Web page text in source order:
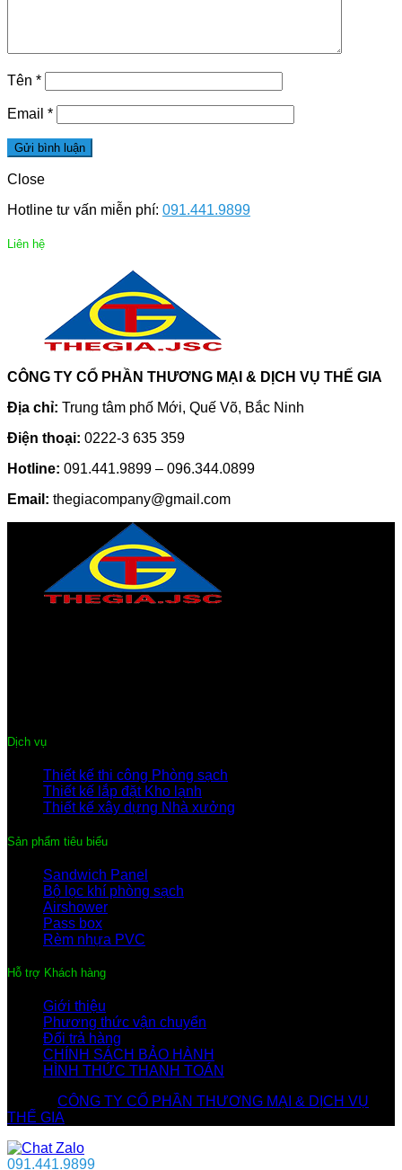
Tên *
Email *
Close
Hotline tư vấn miễn phí: 091.441.9899
Liên hệ
CÔNG TY CỔ PHẦN THƯƠNG MẠI & DỊCH VỤ THẾ GIA
Địa chỉ: Trung tâm phố Mới, Quế Võ, Bắc Ninh
Điện thoại: 0222-3 635 359
Hotline: 091.441.9899 – 096.344.0899
Email: thegiacompany@gmail.com
Dịch vụ
Thiết kế thi công Phòng sạch
Thiết kế lắp đặt Kho lạnh
Thiết kế xây dựng Nhà xưởng
Sản phẩm tiêu biểu
Sandwich Panel
Bộ lọc khí phòng sạch
Airshower
Pass box
Rèm nhựa PVC
Hỗ trợ Khách hàng
Giới thiệu
Phương thức vận chuyển
Đổi trả hàng
CHÍNH SÁCH BẢO HÀNH
HÌNH THỨC THANH TOÁN
CÔNG TY CỔ PHẦN THƯƠNG MẠI & DỊCH VỤ
THẾ GIA
091.441.9899